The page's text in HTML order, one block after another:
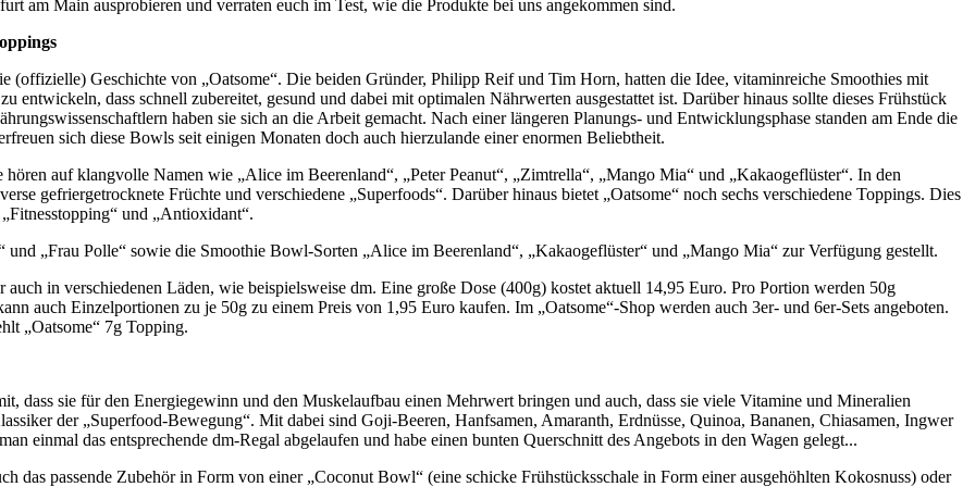
am Main ausprobieren und verraten euch im Test, wie die Produkte bei uns angekommen sind.
(offizielle) Geschichte von „Oatsome“. Die beiden Gründer, Philipp Reif und Tim Horn, hatten die Idee, vitaminreiche Smoothies mit
entwickeln, dass schnell zubereitet, gesund und dabei mit optimalen Nährwerten ausgestattet ist. Darüber hinaus sollte dieses Frühstück
haben sie sich an die Arbeit gemacht. Nach einer längeren Planungs- und Entwicklungsphase standen am Ende die
sich diese Bowls seit einigen Monaten doch auch hierzulande einer enormen Beliebtheit.
auf klangvolle Namen wie „Alice im Beerenland“, „Peter Peanut“, „Zimtrella“, „Mango Mia“ und „Kakaogeflüster“. In den
gefriergetrocknete Früchte und verschiedene „Superfoods“. Darüber hinaus bietet „Oatsome“ noch sechs verschiedene Toppings. Dies
und „Antioxidant“.
und „Frau Polle“ sowie die Smoothie Bowl-Sorten „Alice im Beerenland“, „Kakaogeflüster“ und „Mango Mia“ zur Verfügung gestellt.
in verschiedenen Läden, wie beispielsweise dm. Eine große Dose (400g) kostet aktuell 14,95 Euro. Pro Portion werden 50g
auch Einzelportionen zu je 50g zu einem Preis von 1,95 Euro kaufen. Im „Oatsome“-Shop werden auch 3er- und 6er-Sets angeboten.
„Oatsome“ 7g Topping.
dass sie für den Energiegewinn und den Muskelaufbau einen Mehrwert bringen und auch, dass sie viele Vitamine und Mineralien
der „Superfood-Bewegung“. Mit dabei sind Goji-Beeren, Hanfsamen, Amaranth, Erdnüsse, Quinoa, Bananen, Chiasamen, Ingwer
einmal das entsprechende dm-Regal abgelaufen und habe einen bunten Querschnitt des Angebots in den Wagen gelegt...
das passende Zubehör in Form von einer „Coconut Bowl“ (eine schicke Frühstücksschale in Form einer ausgehöhlten Kokosnuss) oder